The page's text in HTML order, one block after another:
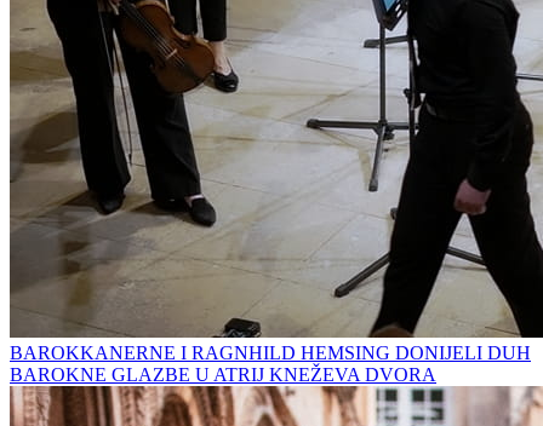
BAROKKANERNE I RAGNHILD HEMSING DONIJELI DUH
BAROKNE GLAZBE U ATRIJ KNEŽEVA DVORA